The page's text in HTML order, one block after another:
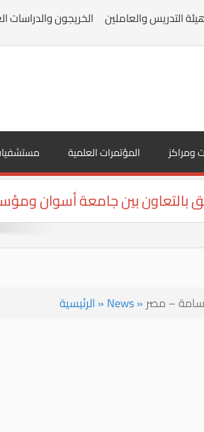
الخريجون والدراسات التدريس والعاملين
المؤتمرات العلمية ومراكز
بالتعاون بين جامعة أسوان
الرئيسية » News»– مصر